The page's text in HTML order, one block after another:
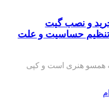
و نصب گیت
تنظیم حساسیت و علت
همسو هنری است و کپی